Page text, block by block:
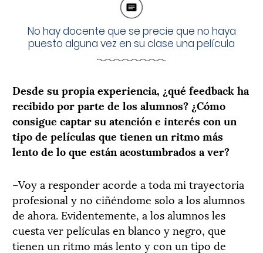
No hay docente que se precie que no haya
puesto alguna vez en su clase una película
Desde su propia experiencia, ¿qué feedback ha
recibido por parte de los alumnos? ¿Cómo
consigue captar su atención e interés con un
tipo de películas que tienen un ritmo más
lento de lo que están acostumbrados a ver?
–Voy a responder acorde a toda mi trayectoria
profesional y no ciñéndome solo a los alumnos
de ahora. Evidentemente, a los alumnos les
cuesta ver películas en blanco y negro, que
tienen un ritmo más lento y con un tipo de